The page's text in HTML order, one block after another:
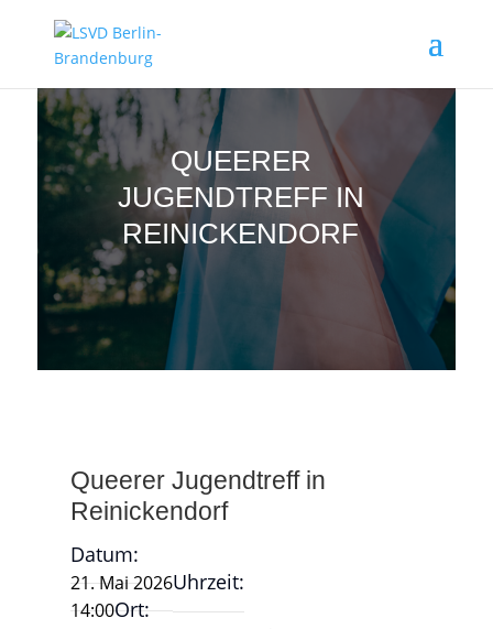
QUEERER
JUGENDTREFF IN
REINICKENDORF
Queerer Jugendtreff in
Reinickendorf
Datum:
21. Mai 2026Uhrzeit:
14:00Ort: